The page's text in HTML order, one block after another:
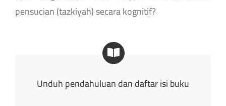
pensucian (tazkiyah) secara kognitif?
Unduh pendahuluan dan daftar isi buku